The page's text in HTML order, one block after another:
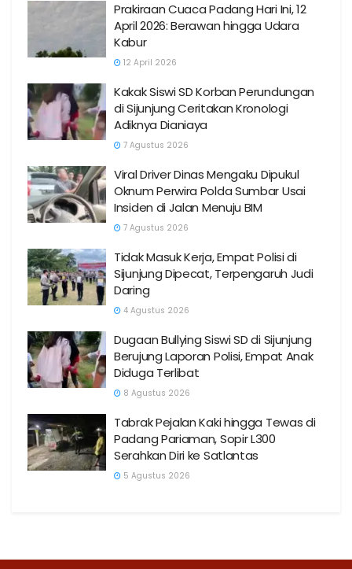
Prakiraan Cuaca Padang Hari Ini, 12
April 2026: Berawan hingga Udara
Kabur
12 April 2026
Kakak Siswi SD Korban Perundungan
di Sijunjung Ceritakan Kronologi
Adiknya Dianiaya
7 Agustus 2026
Viral Driver Dinas Mengaku Dipukul
Oknum Perwira Polda Sumbar Usai
Insiden di Jalan Menuju BIM
7 Agustus 2026
Tidak Masuk Kerja, Empat Polisi di
Sijunjung Dipecat, Terpengaruh Judi
Daring
4 Agustus 2026
Dugaan Bullying Siswi SD di Sijunjung
Berujung Laporan Polisi, Empat Anak
Diduga Terlibat
8 Agustus 2026
Tabrak Pejalan Kaki hingga Tewas di
Padang Pariaman, Sopir L300
Serahkan Diri ke Satlantas
5 Agustus 2026